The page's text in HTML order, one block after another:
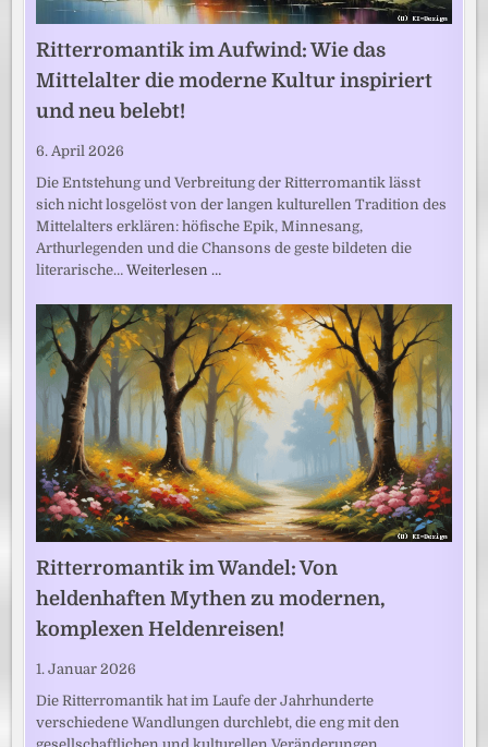
Ritterromantik im Aufwind: Wie das
Mittelalter die moderne Kultur inspiriert
und neu belebt!
6. April 2026
Die Entstehung und Verbreitung der Ritterromantik lässt
sich nicht losgelöst von der langen kulturellen Tradition des
Mittelalters erklären: höfische Epik, Minnesang,
Arthurlegenden und die Chansons de geste bildeten die
literarische…Weiterlesen …
Ritterromantik im Wandel: Von
heldenhaften Mythen zu modernen,
komplexen Heldenreisen!
1. Januar 2026
Die Ritterromantik hat im Laufe der Jahrhunderte
verschiedene Wandlungen durchlebt, die eng mit den